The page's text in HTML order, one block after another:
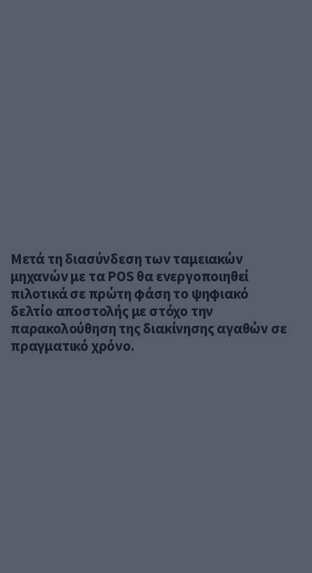
Μετά τη διασύνδεση των ταμειακών
μηχανών με τα POS θα ενεργοποιηθεί
πιλοτικά σε πρώτη φάση το ψηφιακό
δελτίο αποστολής με στόχο την
παρακολούθηση της διακίνησης αγαθών σε
πραγματικό χρόνο.